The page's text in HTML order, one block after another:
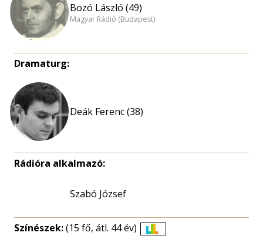
Bozó László (49)
Magyar Rádió (Budapest)
Dramaturg:
Deák Ferenc (38)
Rádióra alkalmazó:
Szabó József
Színészek:(15 fő, átl. 44 év)